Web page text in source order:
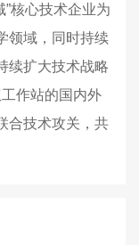
”核心技术企业为
领域，同时持续
续扩大技术战略
作站的国内外
合技术攻关，共